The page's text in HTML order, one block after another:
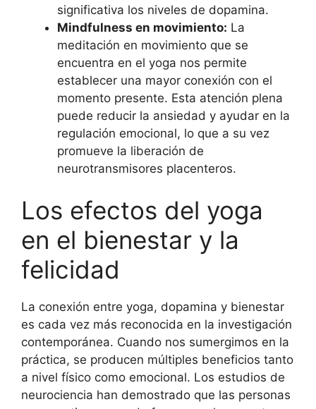
significativa los niveles de dopamina.
Mindfulness en movimiento: La
meditación en movimiento que se
encuentra en el yoga nos permite
establecer una mayor conexión con el
momento presente. Esta atención plena
puede reducir la ansiedad y ayudar en la
regulación emocional, lo que a su vez
promueve la liberación de
neurotransmisores placenteros.
Los efectos del yoga
en el bienestar y la
felicidad
La conexión entre yoga, dopamina y bienestar
es cada vez más reconocida en la investigación
contemporánea. Cuando nos sumergimos en la
práctica, se producen múltiples beneficios tanto
a nivel físico como emocional. Los estudios de
neurociencia han demostrado que las personas